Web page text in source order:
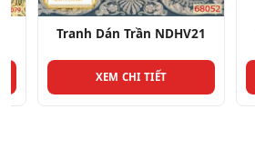
Tranh Dán Trần NDHV21
XEM CHI TIẾT